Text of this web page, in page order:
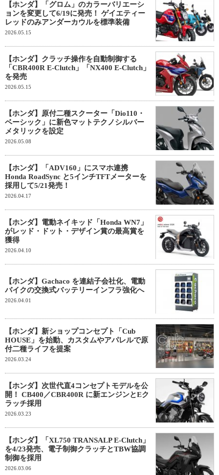
【ホンダ】「グロム」のカラーバリエーシ
ョンを変更して6/19に発売！ ゲイエティー
レッドのみアンダーカウルを標準装備
2026.05.15
【ホンダ】クラッチ操作を自動制御する
「CBR400R E-Clutch」「NX400 E-Clutch」
を発売
2026.05.15
【ホンダ】原付二種スクーター「Dio110・
ベーシック」に新色マットテクノシルバー
メタリックを設定
2026.05.08
【ホンダ】「ADV160」にスマホ連携
Honda RoadSync と5インチTFTメーターを
採用して5/21発売！
2026.04.17
【ホンダ】電動ネイキッド「Honda WN7」
がレッド・ドット・デザイン賞の最高賞を
獲得
2026.04.10
【ホンダ】Gachaco を連結子会社化、電動
バイクの交換式バッテリーインフラ強化へ
2026.04.01
【ホンダ】新ショップコンセプト「Cub
HOUSE」を始動、カスタムやアパレルで原
付二種ライフを提案
2026.03.24
【ホンダ】次世代直4コンセプトモデルを公
開！ CB400／CBR400R に新エンジンとEク
ラッチ採用
2026.03.23
【ホンダ】「XL750 TRANSALP E-Clutch」
を4/23発売、電子制御クラッチとTBW協調
制御を採用
2026.03.06